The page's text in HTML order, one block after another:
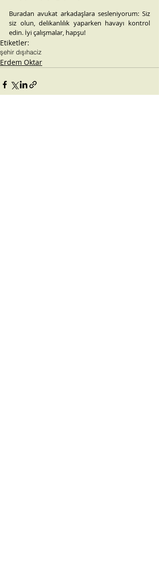
Buradan avukat arkadaşlara sesleniyorum: Siz
siz olun, delikanlılık yaparken havayı kontrol
edin. İyi çalışmalar, hapşu!
Etiketler:
şehir dışıhaciz
Erdem Oktar